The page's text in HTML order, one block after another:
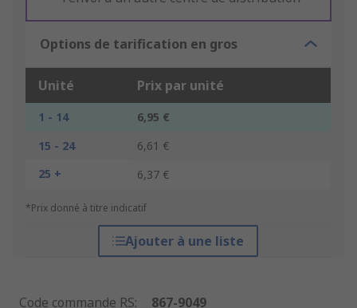
Options de tarification en gros
Unité Prix par unité
1 - 14
6,95 €
15 - 24
6,61 €
25 +
6,37 €
*Prix donné à titre indicatif
Ajouter à une liste
Code commande RS:
867-9049